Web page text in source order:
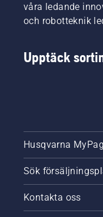
våra ledande
och robotteknik
Upptäck
Husqvarna
Sök
Kontakta oss